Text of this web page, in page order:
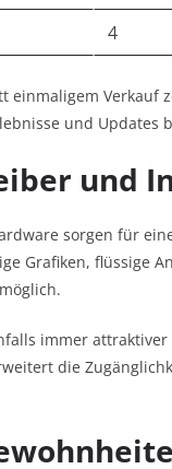
4
einmaligem
und Updates
und
sorgen für
Grafiken, flüssige
immer
die